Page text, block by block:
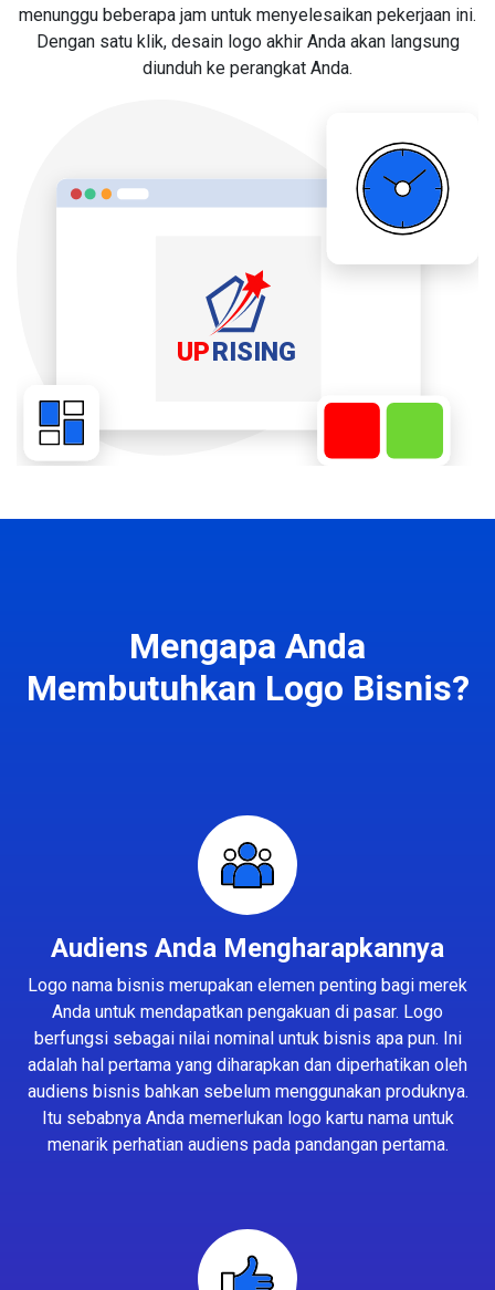
menunggu beberapa jam untuk menyelesaikan pekerjaan ini.
Dengan satu klik, desain logo akhir Anda akan langsung
diunduh ke perangkat Anda.
Mengapa Anda
Membutuhkan Logo Bisnis?
Audiens Anda Mengharapkannya
Logo nama bisnis merupakan elemen penting bagi merek
Anda untuk mendapatkan pengakuan di pasar. Logo
berfungsi sebagai nilai nominal untuk bisnis apa pun. Ini
adalah hal pertama yang diharapkan dan diperhatikan oleh
audiens bisnis bahkan sebelum menggunakan produknya.
Itu sebabnya Anda memerlukan logo kartu nama untuk
menarik perhatian audiens pada pandangan pertama.